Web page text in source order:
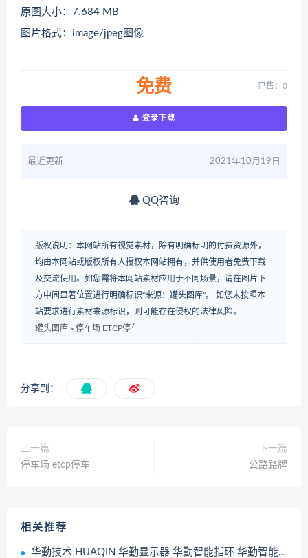
原图大小：7.684 MB
图片格式：image/jpeg图像
免费 已售：0
登录下载
最近更新 2021年10月19日
QQ咨询
版权说明：本网站所有视觉素材，除有明确标明的付费资源外，
均由本网站或版权所有人授权本网站拥有，并供使用者免费下载
及交流使用。如您需将本网站素材应用于不同场景，请在图片下
方中间显著位置进行明确标识“来源：罐头图库”。 如您未按照本
站要求进行素材来源标识，则可能存在侵权的法律风险。
罐头图库 » 停车场 ETCP停车
分享到：
上一篇
停车场 etcp停车
下一篇
公路路牌
相关推荐
华勤技术 HUAQIN 华勤显示器 华勤智能指环 华勤智能产品